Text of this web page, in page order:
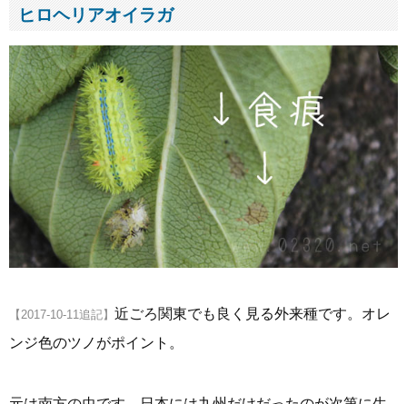
ヒロヘリアオイラガ
【2017-10-11追記】 近ごろ関東でも良く見る外来種です。オレ
ンジ色のツノがポイント。